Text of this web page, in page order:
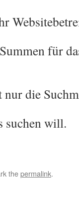
für
die
suchen will.
thepermalink.